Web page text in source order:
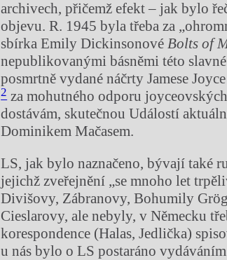
archivech, přičemž efekt – jak bylo
objevu. R. 1945 byla třeba za
sbírka Emily DickinsonovéBolts of
nepublikovanými básněmi této
posmrtně vydané náčrty Jamese
2za mohutného odporu
dostávám, skutečnou Událostí
Dominikem Mačasem.
LS, jak bylo naznačeno, bývají také
jejichž zveřejnění „se mnoho let
Divišovy, Zábranovy, Bohumily
Cieslarovy, ale nebyly, v Německu
korespondence (Halas, Jedlička)
u nás bylo o LS postaráno